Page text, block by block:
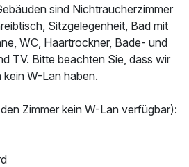
sind Nichtraucherzimmer
Sitzgelegenheit, Bad mit
WC, Haartrockner, Bade- und
TV. Bitte beachten Sie, dass wir
W-Lan haben.
Zimmer kein W-Lan verfügbar):